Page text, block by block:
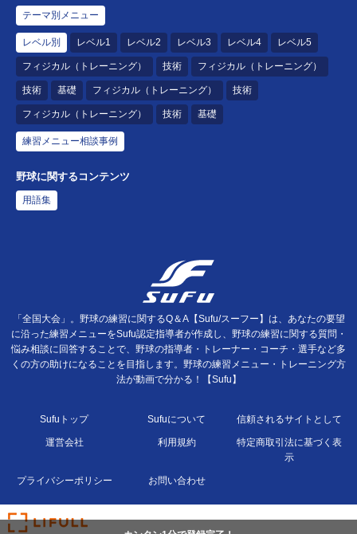
テーマ別メニュー
レベル別 レベル1 レベル2 レベル3 レベル4 レベル5
フィジカル（トレーニング） 技術 フィジカル（トレーニング）
技術 基礎 フィジカル（トレーニング） 技術
フィジカル（トレーニング） 技術 基礎
練習メニュー相談事例
野球に関するコンテンツ
用語集
「全国大会」。野球の練習に関するQ＆A【Sufu/スーフー】は、あなたの要望
に沿った練習メニューをSufu認定指導者が作成し、野球の練習に関する質問・
悩み相談に回答することで、野球の指導者・トレーナー・コーチ・選手など多
くの方の助けになることを目指します。野球の練習メニュー・トレーニング方
法が動画で分かる！【Sufu】
Sufuトップ Sufuについて 信頼されるサイトとして
運営会社 利用規約
特定商取引法に基づく表
示
プライバシーポリシー お問い合わせ